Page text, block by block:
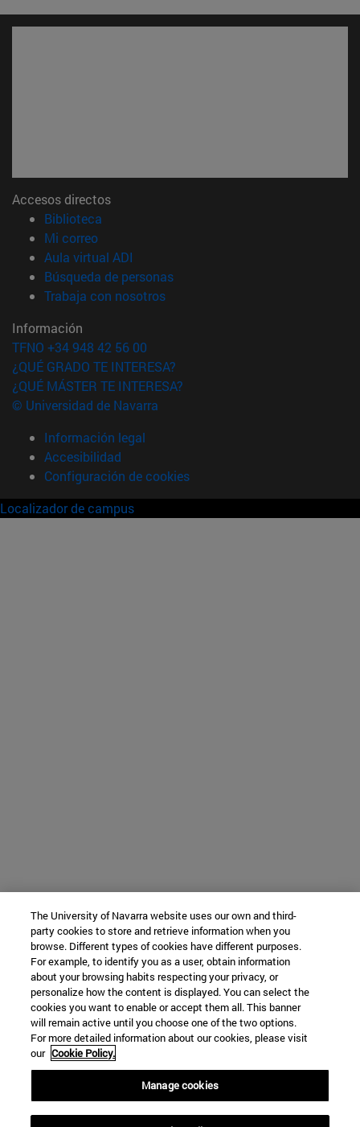
Accesos directos
Biblioteca
Mi correo(abre en nueva ventana)
Aula virtual ADI
Búsqueda de personas(abre en nueva ventana)
Trabaja con nosotros(abre en nueva ventana)
Información
TFNO +34 948 42 56 00
¿QUÉ GRADO TE INTERESA?
¿QUÉ MÁSTER TE INTERESA?
© Universidad de Navarra
Información legal
Accesibilidad
Configuración de cookies
Localizador de campus
The University of Navarra website uses our own and third-
party cookies to store and retrieve information when you
browse. Different types of cookies have different purposes.
For example, to identify you as a user, obtain information
about your browsing habits respecting your privacy, or
personalize how the content is displayed. You can select the
cookies you want to enable or accept them all. This banner
will remain active until you choose one of the two options.
For more detailed information about our cookies, please visit
our Cookie Policy.
Manage cookies